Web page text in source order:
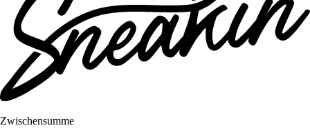
Zwischensumme